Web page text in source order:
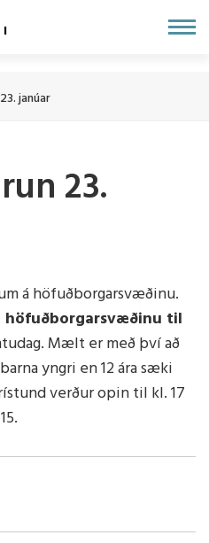
janúar
23.
á höfuðborgarsvæðinu.
höfuðborgarsvæðinu til
Mælt er með því að
yngri en 12 ára sæki
verður opin til kl. 17